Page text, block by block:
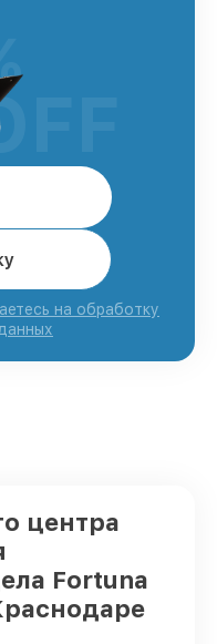
на обработку
центра
Fortuna